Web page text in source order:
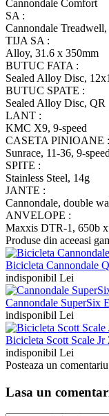
Cannondale Comfort
SA :
Cannondale
TIJA SA :
Alloy, 31.6 x 350mm
BUTUC FATA :
Sealed Alloy Disc,
BUTUC SPATE :
Sealed Alloy Disc, QR
LANT :
KMC X9, 9-speed
CASETA PINIOANE :
Sunrace, 11-36, 9-speed
SPITE :
Stainless Steel, 14g
JANTE :
Cannondale, double
ANVELOPE :
Maxxis DTR-1, 650b
Produse din aceeasi
Bicicleta Cannondale
indisponibil Lei
Cannondale SuperSix
indisponibil Lei
Bicicleta Scott Scale
indisponibil Lei
Posteaza un comentariu
Lasa un